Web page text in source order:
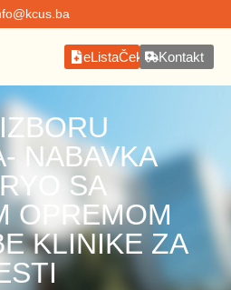
eListaČekanjaKontakt
NABAVKA
SA
OPREMOM
KLINIKE ZA